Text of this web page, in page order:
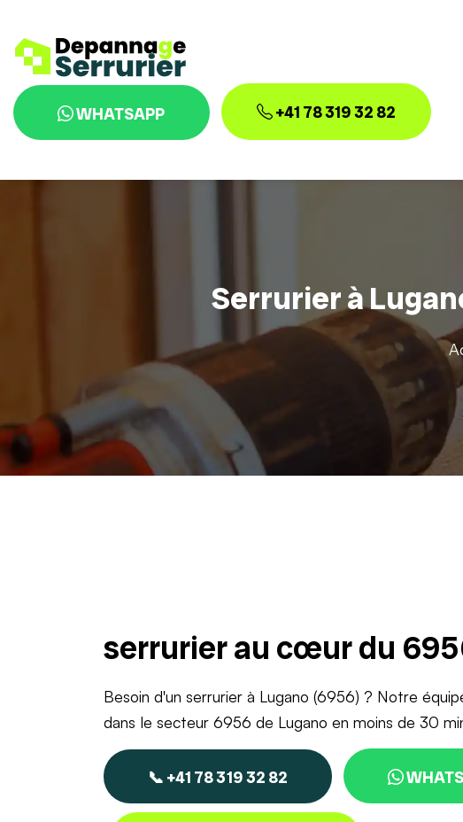
WHATSAPP +41 78 319 32 82
Serrurier à
serrurier au cœur du
Besoin d'un serrurier à Lugano (6956) ? Notre
dans le secteur 6956 de Lugano en moins de 30
📞 +41 78 319 32 82